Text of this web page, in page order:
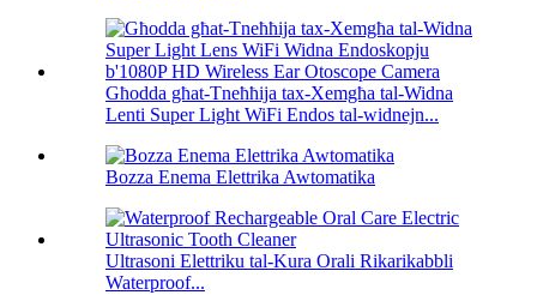
Għodda għat-Tneħħija tax-Xemgħa tal-Widna
Lenti Super Light WiFi Endos tal-widnejn...
Bozza Enema Elettrika Awtomatika
Ultrasoni Elettriku tal-Kura Orali Rikarikabbli
Waterproof...